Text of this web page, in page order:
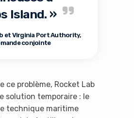
Island. »
et Virginia Port Authority,
conjointe
ce problème, Rocket Lab
solution temporaire : le
technique maritime